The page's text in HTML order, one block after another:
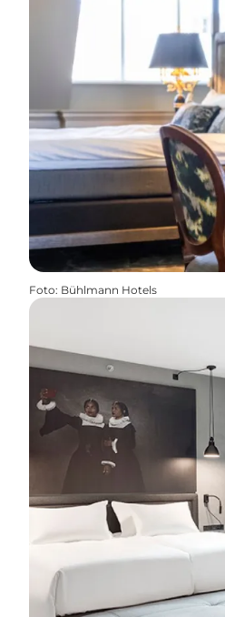
Foto: Bühlmann Hotels